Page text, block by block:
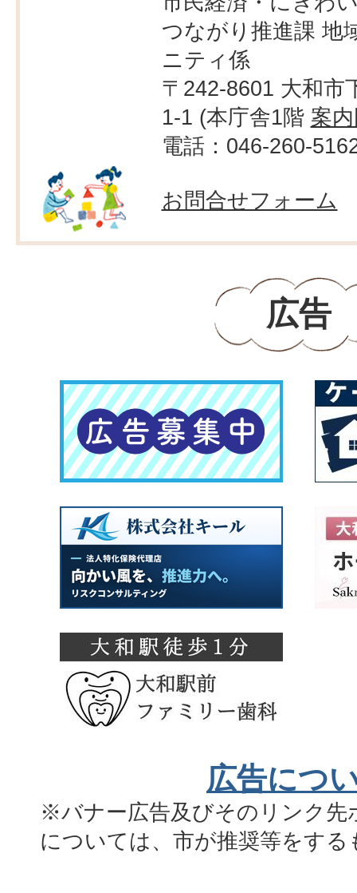
つながり推進課 地
ニティ係
〒242-8601 大和市
1-1 (本庁舎1階 案
電話：046-260-
お問合せフォーム
広告
広告につ
※バナー広告及びそのリンク先
については、市が推奨等をす